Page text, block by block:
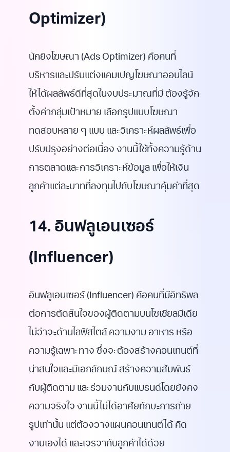
Optimizer)
นักยิงโฆษณา (Ads Optimizer) คือคนที่
บริหารและปรับแต่งแคมเปญโฆษณาออนไลน์
ให้ได้ผลลัพธ์ดีที่สุดในงบประมาณที่มี ต้องรู้จัก
ตั้งค่ากลุ่มเป้าหมาย เลือกรูปแบบโฆษณา
ทดสอบหลาย ๆ แบบ และวิเคราะห์ผลลัพธ์เพื่อ
ปรับปรุงอย่างต่อเนื่อง งานนี้ใช้ทั้งความรู้ด้าน
การตลาดและการวิเคราะห์ข้อมูล เพื่อให้เงิน
ลูกค้าแต่ละบาทที่ลงทุนไปกับโฆษณาคุ้มค่าที่สุด
14. อินฟลูเอนเซอร์
(Influencer)
อินฟลูเอนเซอร์ (Influencer) คือคนที่มีอิทธิพล
ต่อการตัดสินใจของผู้ติดตามบนโซเชียลมีเดีย
ไม่ว่าจะด้านไลฟ์สไตล์ ความงาม อาหาร หรือ
ความรู้เฉพาะทาง ซึ่งจะต้องสร้างคอนเทนต์ที่
น่าสนใจและมีเอกลักษณ์ สร้างความสัมพันธ์
กับผู้ติดตาม และร่วมงานกับแบรนด์โดยยังคง
ความจริงใจ งานนี้ไม่ได้อาศัยทักษะการถ่าย
รูปเท่านั้น แต่ต้องวางแผนคอนเทนต์ได้ คิด
งานเองได้ และเจรจากับลูกค้าได้ด้วย